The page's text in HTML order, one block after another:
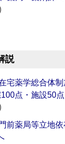
説
宅薬学総合体
点・施設50
前薬局等立地